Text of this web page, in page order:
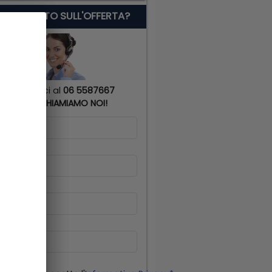
AIUTO SULL'OFFERTA?
Chiamaci al 06 5587667
TI RICHIAMIAMO NOI!